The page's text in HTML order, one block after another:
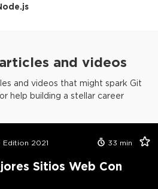
and videos
and videos that might spark Git
help building a stellar career
Edition 2021 33 min
Sitios Web Con